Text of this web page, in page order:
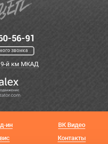
56-91
звонка
й км МКАД
ин
ВК Видео
Контакты